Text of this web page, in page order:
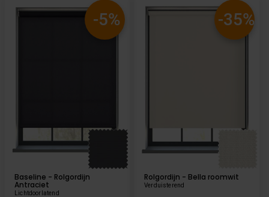
-5%
Baseline - Rolgordijn
Antraciet
Lichtdoorlatend
-35%
Rolgordijn - Bella roomwit
Verduisterend